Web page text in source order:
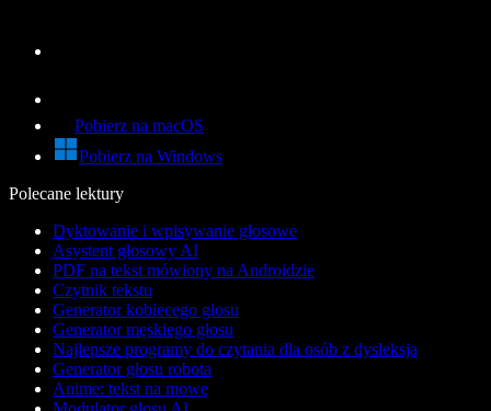
Pobierz na macOS
Pobierz na Windows
Polecane lektury
Dyktowanie i wpisywanie głosowe
Asystent głosowy AI
PDF na tekst mówiony na Androidzie
Czytnik tekstu
Generator kobiecego głosu
Generator męskiego głosu
Najlepsze programy do czytania dla osób z dysleksją
Generator głosu robota
Anime: tekst na mowę